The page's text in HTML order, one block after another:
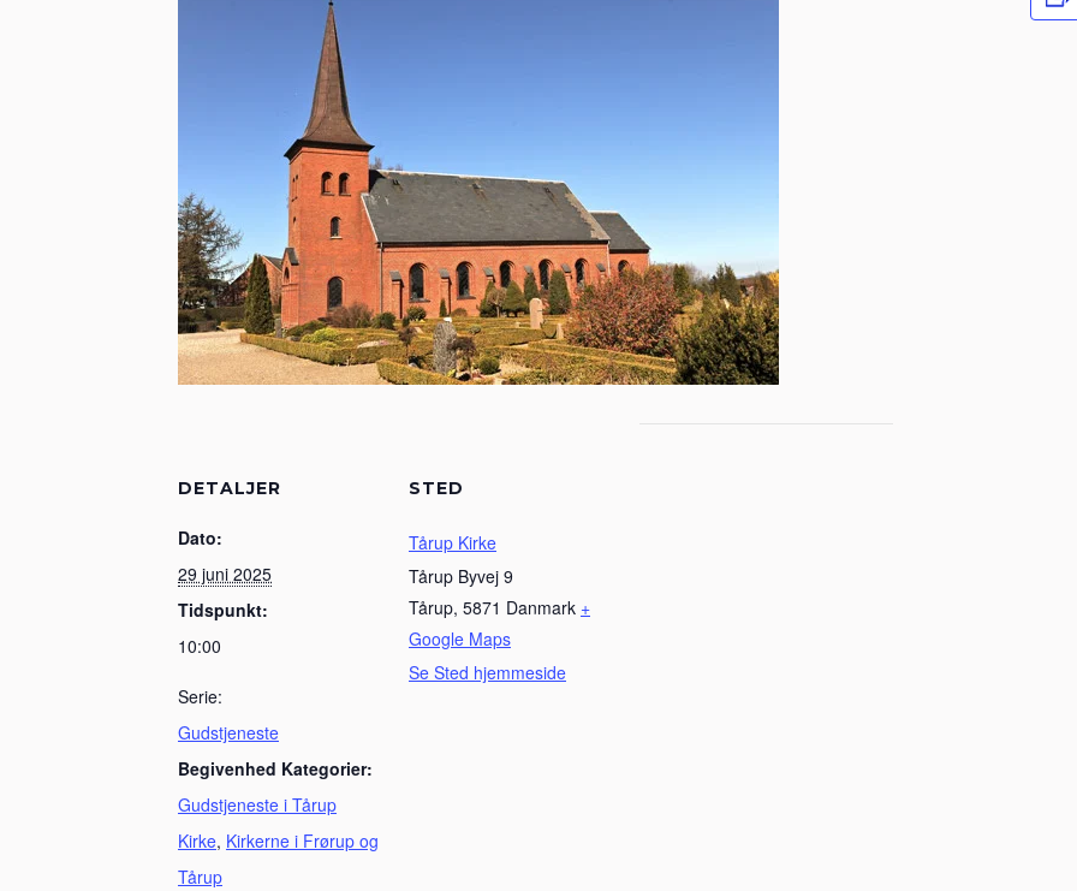
DETALJER
Dato:
29 juni 2025
Tidspunkt:
10:00
Serie:
Gudstjeneste
Begivenhed Kategorier:
Gudstjeneste i Tårup
Kirke, Kirkerne i Frørup og
Tårup
STED
Tårup Kirke
Tårup Byvej 9
Tårup, 5871 Danmark +
Google Maps
Se Sted hjemmeside